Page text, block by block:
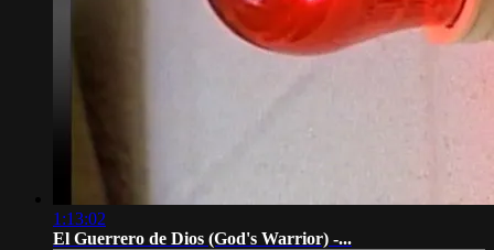
1:13:02
El Guerrero de Dios (God's Warrior) -...